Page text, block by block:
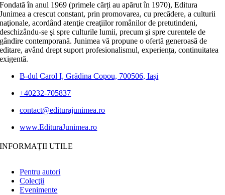
Fondată în anul 1969 (primele cărți au apărut în 1970), Editura
Junimea a crescut constant, prin promovarea, cu precădere, a culturii
naţionale, acordând atenţie creaţiilor românilor de pretutindeni,
deschizându-se şi spre culturile lumii, precum şi spre curentele de
gândire contemporană. Junimea vă propune o ofertă generoasă de
editare, având drept suport profesionalismul, experiența, continuitatea
exigentă.
B-dul Carol I, Grădina Copou, 700506, Iași
+40232-705837
contact@editurajunimea.ro
www.EdituraJunimea.ro
INFORMAŢII UTILE
Pentru autori
Colecţii
Evenimente